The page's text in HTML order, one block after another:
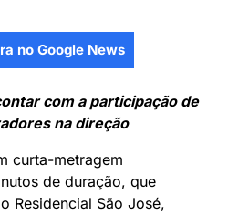
no Google News
com a participação de
na direção
curta-metragem
de duração, que
Residencial São José,